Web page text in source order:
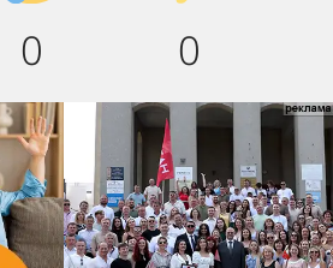
0 0